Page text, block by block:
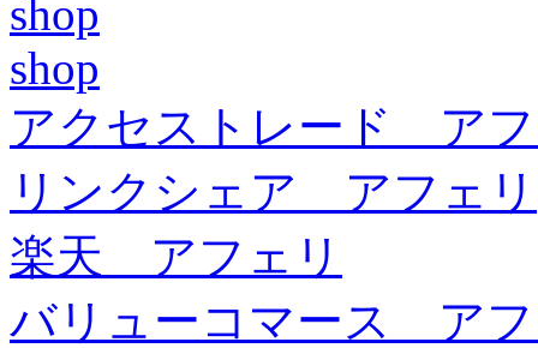
shop
shop
アクセストレード ア
リンクシェア アフェリ
楽天 アフェリ
バリューコマース ア